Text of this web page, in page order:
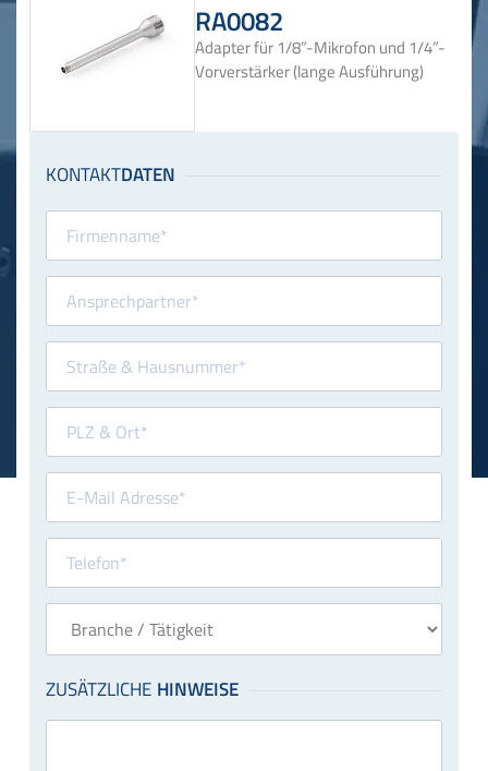
RA0082
Adapter für 1/8”-Mikrofon und 1/4”-
Vorverstärker (lange Ausführung)